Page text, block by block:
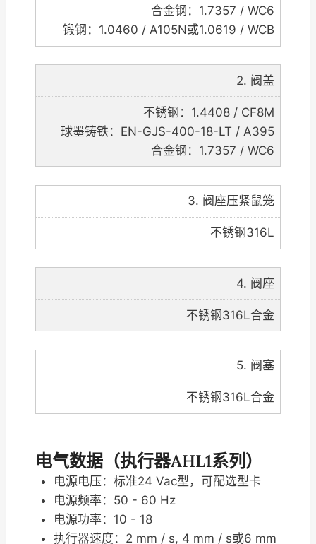
合金钢：1.7357 / WC6
锻钢：1.0460 / A105N或1.0619 / WCB
2. 阀盖
不锈钢：1.4408 / CF8M
球墨铸铁：EN-GJS-400-18-LT / A395
合金钢：1.7357 / WC6
3. 阀座压紧鼠笼
不锈钢316L
4. 阀座
不锈钢316L合金
5. 阀塞
不锈钢316L合金
电气数据（执行器AHL1系列）
电源电压：标准24 Vac型，可配选型卡
电源频率：50 - 60 Hz
电源功率：10 - 18
执行器速度：2 mm / s, 4 mm / s或6 mm